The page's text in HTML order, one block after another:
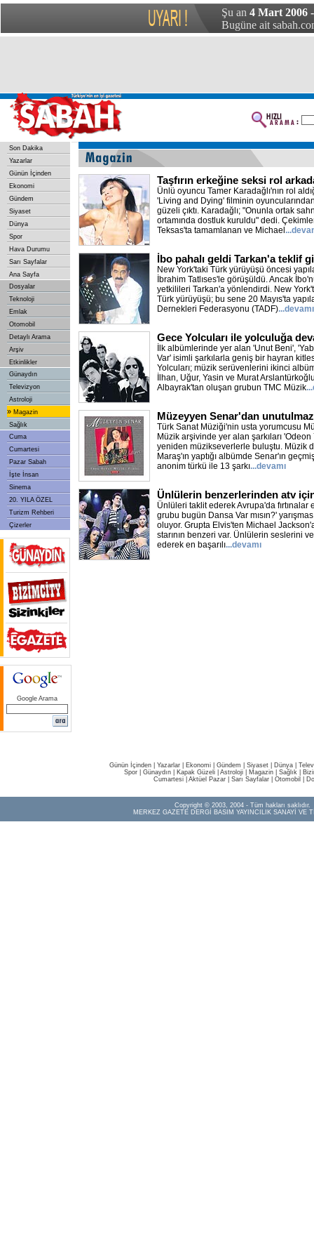
Şu an 4 Mart 2006
Bugüne ait
Son Dakika
Yazarlar
Günün İçinden
Ekonomi
Gündem
Siyaset
Dünya
Spor
Hava Durumu
Sarı Sayfalar
Ana Sayfa
Dosyalar
Teknoloji
Emlak
Otomobil
Detaylı Arama
Arşiv
Etkinlikler
Günaydın
Televizyon
Astroloji
» Magazin
Sağlık
Cuma
Cumartesi
Pazar Sabah
İşte İnsan
Sinema
20. YILA ÖZEL
Turizm Rehberi
Çizerler
Google Arama
Taşfırın erkeğine seksi rol
Ünlü oyuncu Tamer Karadağlı'nın rol
'Living and Dying' filminin
güzeli çıktı. Karadağlı; "Onunla ortak
ortamında dostluk kuruldu" dedi.
Teksas'ta tamamlanan ve Michael
İbo pahalı geldi Tarkan'a teklif
New York'taki Türk yürüyüşü öncesi
İbrahim Tatlıses'le görüşüldü. Ancak
yetkilileri Tarkan'a yönlendirdi. New
Türk yürüyüşü; bu sene 20 Mayıs'ta
Dernekleri Federasyonu (TADF)...devamı
Gece Yolcuları ile yolculuğa
İlk albümlerinde yer alan 'Unut Beni',
Var' isimli şarkılarla geniş bir hayran
Yolcuları; müzik serüvenlerini ikinci
İlhan, Uğur, Yasin ve Murat
Albayrak'tan oluşan grubun TMC Müzik
Müzeyyen Senar'dan unutulmaz
Türk Sanat Müziği'nin usta yorumcusu
Müzik arşivinde yer alan şarkıları 'Odeon
yeniden müzikseverlerle buluştu. Müzik
Maraş'ın yaptığı albümde Senar'ın
anonim türkü ile 13 şarkı...devamı
Ünlülerin benzerlerinden atv
Ünlüleri taklit ederek Avrupa'da fırtınalar
grubu bugün Dansa Var mısın?'
oluyor. Grupta Elvis'ten Michael
starının benzeri var. Ünlülerin seslerini
ederek en başarılı...devamı
Günün İçinden Yazarlar Ekonomi Gündem Siyaset Dünya |
Spor
Günaydın Kapak Güzeli Astroloji Magazin Sağlık
Cumartesi| Aktüel Pazar| Sarı Sayfalar| Otomobil
Copyright © 2003, 2004 - Tüm hakları saklıdır.
MERKEZ GAZETE DERGİ BASIM YAYINCILIK SANAYİ VE